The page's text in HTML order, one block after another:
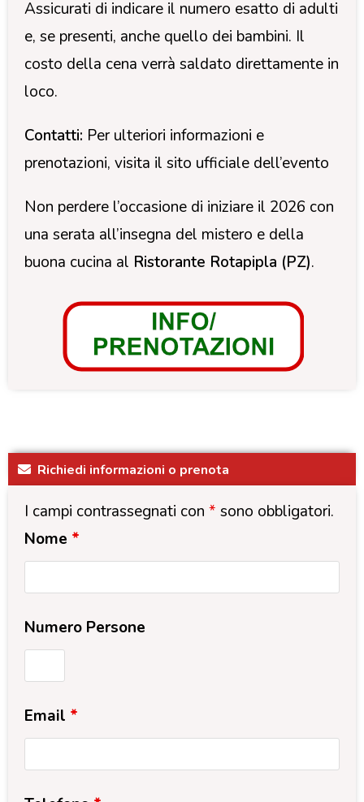
Assicurati di indicare il numero esatto di adulti
e, se presenti, anche quello dei bambini. Il
costo della cena verrà saldato direttamente in
loco.
Contatti: Per ulteriori informazioni e
prenotazioni, visita il sito ufficiale dell’evento
Non perdere l’occasione di iniziare il 2026 con
una serata all’insegna del mistero e della
buona cucina al Ristorante Rotapipla (PZ).
Richiedi informazioni o prenota
I campi contrassegnati con* sono obbligatori.
Nome *
Numero Persone
Email *